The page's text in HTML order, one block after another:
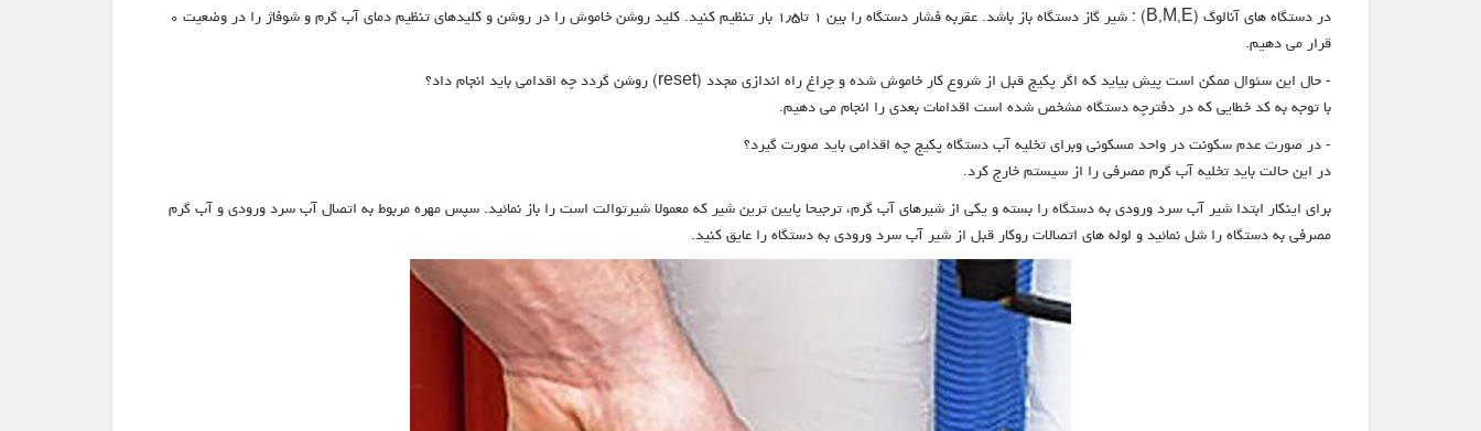
در دستگاه های آنالوگ (B,M,E) : شیر گاز دستگاه باز باشد. عقربه فشار دستگاه را بین ۱ تا۱٫۵ بار تنظیم کنید. کلید روشن خاموش را در روشن و کلیدهای تنظیم دمای آب گرم و شوفاژ را در وضعیت ۰
قرار می دهیم.
- حال این سئوال ممکن است پیش بیاید که اگر پکیج قبل از شروع کار خاموش شده و چراغ راه اندازی مجدد (reset) روشن گردد چه اقدامی باید انجام داد؟
با توجه به کد خطایی که در دفترچه دستگاه مشخص شده است اقدامات بعدی را انجام می دهیم.
- در صورت عدم سکونت در واحد مسکونی وبرای تخلیه آب دستگاه پکیج چه اقدامی باید صورت گیرد؟
در این حالت باید تخلیه آب گرم مصرفی را از سیستم خارج کرد.
برای اینکار ابتدا شیر آب سرد ورودی به دستگاه را بسته و یکی از شیرهای آب گرم، ترجیحا پایین ترین شیر که معمولا شیرتوالت است را باز نمائید. سپس مهره مربوط به اتصال آب سرد ورودی و آب گرم
مصرفی به دستگاه را شل نمائید و لوله های اتصالات روکار قبل از شیر آب سرد ورودی به دستگاه را عایق کنید.